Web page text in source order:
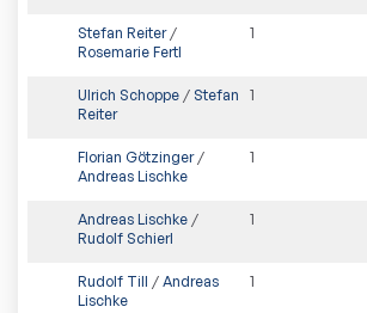
Stefan Reiter/
Rosemarie Fertl
1
Ulrich Schoppe / Stefan
Reiter
1
Florian Götzinger/
Andreas Lischke
1
Andreas Lischke /
Rudolf Schierl
1
Rudolf Till / Andreas
Lischke
1